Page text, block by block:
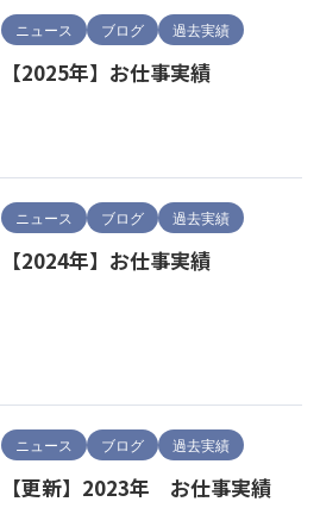
ニュース ブログ 過去実績
【2025年】お仕事実績
ニュース ブログ 過去実績
【2024年】お仕事実績
ニュース ブログ 過去実績
【更新】2023年 お仕事実績